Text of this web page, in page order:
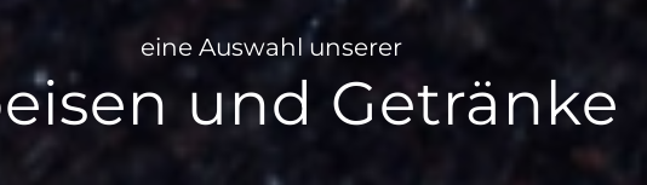
eine Auswahl unserer
und Getränke